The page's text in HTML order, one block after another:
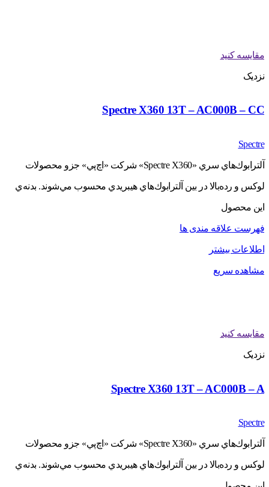
مقایسه کنید
نزدیک
Spectre X360 13T – AC000B – CC
Spectre
آلترابوك‌هاي سري «Spectre X360» شركت «اچ‌پي» جزو محصولات
لوكس و رده‌بالا در بين آلترابوك‌هاي هيبريدي محسوب مي‌شوند. بدنه‌ي
اين محصول
فهرست علاقه مندی ها
اطلاعات بیشتر
مشاهده سریع
مقایسه کنید
نزدیک
Spectre X360 13T – AC000B – A
Spectre
آلترابوك‌هاي سري «Spectre X360» شركت «اچ‌پي» جزو محصولات
لوكس و رده‌بالا در بين آلترابوك‌هاي هيبريدي محسوب مي‌شوند. بدنه‌ي